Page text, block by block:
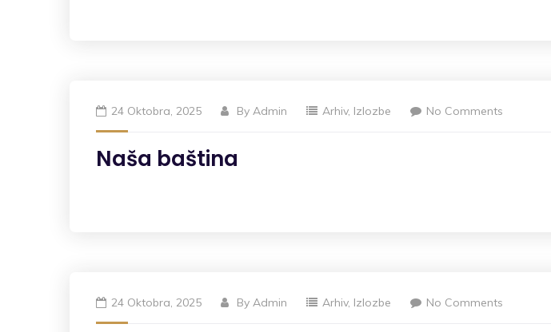
24 Oktobra, 2025 By Admin Arhiv, Izlozbe No Comments
Naša baština
24 Oktobra, 2025 By Admin Arhiv, Izlozbe No Comments